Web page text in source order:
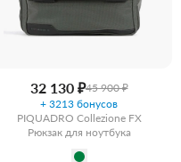
32 130 ₽45 900 ₽
+ 3213 бонусов
PIQUADRO Collezione FX
Рюкзак для ноутбука